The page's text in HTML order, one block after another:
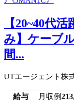
【20~40代
み】ケーブ
間...
UTエージェント株
給与 月収例